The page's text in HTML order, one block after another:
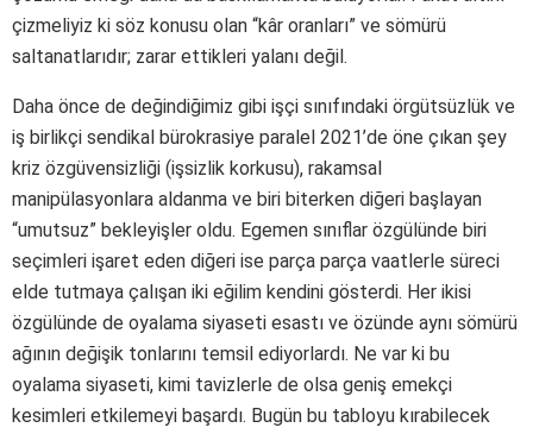
çizmeliyiz ki söz konusu olan “kâr oranları” ve sömürü
saltanatlarıdır; zarar ettikleri yalanı değil.
Daha önce de değindiğimiz gibi işçi sınıfındaki örgütsüzlük ve
iş birlikçi sendikal bürokrasiye paralel 2021’de öne çıkan şey
kriz özgüvensizliği (işsizlik korkusu), rakamsal
manipülasyonlara aldanma ve biri biterken diğeri başlayan
“umutsuz” bekleyişler oldu. Egemen sınıflar özgülünde biri
seçimleri işaret eden diğeri ise parça parça vaatlerle süreci
elde tutmaya çalışan iki eğilim kendini gösterdi. Her ikisi
özgülünde de oyalama siyaseti esastı ve özünde aynı sömürü
ağının değişik tonlarını temsil ediyorlardı. Ne var ki bu
oyalama siyaseti, kimi tavizlerle de olsa geniş emekçi
kesimleri etkilemeyi başardı. Bugün bu tabloyu kırabilecek